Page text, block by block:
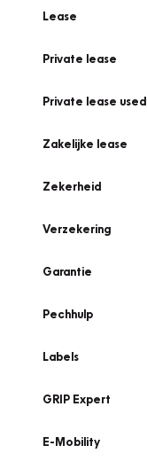
Lease
Private lease
Private lease used
Zakelijke lease
Zekerheid
Verzekering
Garantie
Pechhulp
Labels
GRIP Expert
E-Mobility